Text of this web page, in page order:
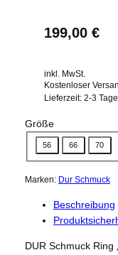
199,00 €
inkl. MwSt.
Kostenloser
Lieferzeit: 2-3 Tage
Größe
56 66 70
Marken: Dur Schmuck
Beschreibung
DUR Schmuck Ring